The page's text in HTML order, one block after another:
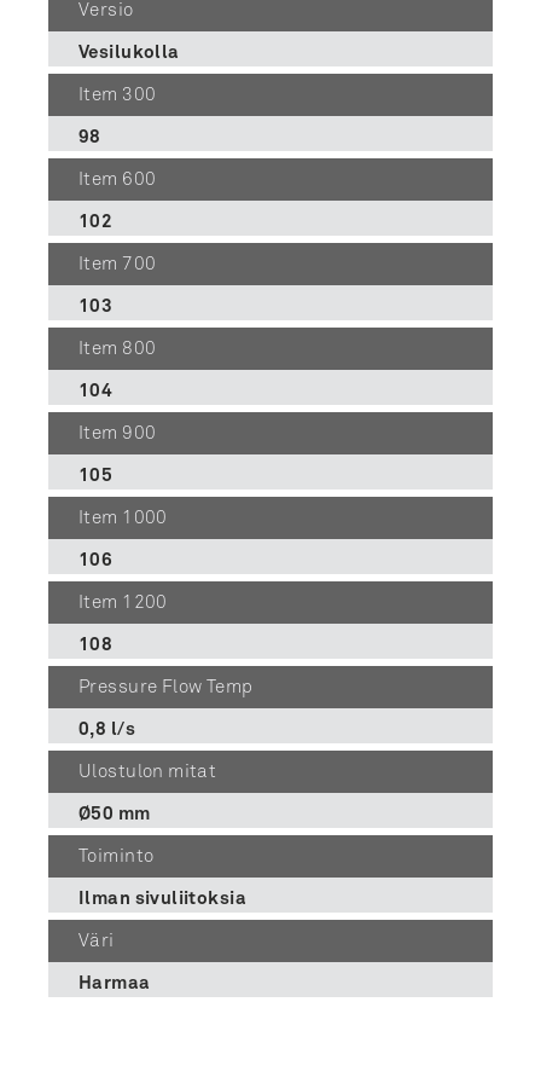
Versio
Vesilukolla
Item 300
98
Item 600
102
Item 700
103
Item 800
104
Item 900
105
Item 1000
106
Item 1200
108
Pressure Flow Temp
0,8 l/s
Ulostulon mitat
Ø50 mm
Toiminto
Ilman sivuliitoksia
Väri
Harmaa